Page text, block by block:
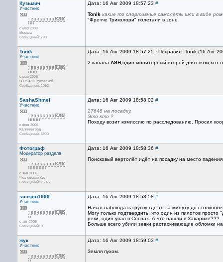
Кузьмич
Участник
с мар 2009
Москва
Сообщений: 700
Дата: 16 Авг 2009 18:57:23 #
Tonik какие то спортивные самолёты шли в виде
"Фречче Триколори" полетали в зоне
Tonik
Участник
с мар 2005
50RS433 Жуковский
Сообщений: 1052
Дата: 16 Авг 2009 18:57:25 · Поправил: Tonik (16 Авг
2 канала ASH ,один мониторный,второй для связи,кто
SashaShmel
Участник
с фев 2006
Калининград
Сообщений: 5900
Дата: 16 Авг 2009 18:58:02 #
27648 на посадку.
Это кто ?
Походу возит комиссию по расследованию. Просил
Фотограф
Модератор раздела
с янв 2006
Чкаловский-Круг
Сообщений: 25077
Дата: 16 Авг 2009 18:58:36 #
Поисковый вертолёт идёт на посадку на место
scorpio1999
Участник
с авг 2009
Сообщений: 9
Дата: 16 Авг 2009 18:58:58 #
Начал наблюдать группу где-то за минуту до
Могу только подтвердить, что один из пилотов
реки, один упал в Соснах. А что нашли в Захарихе???
Больше всего убили зевки растаскивающие обломки
жук
Участник
Дата: 16 Авг 2009 18:59:03 #
Земля пухом.